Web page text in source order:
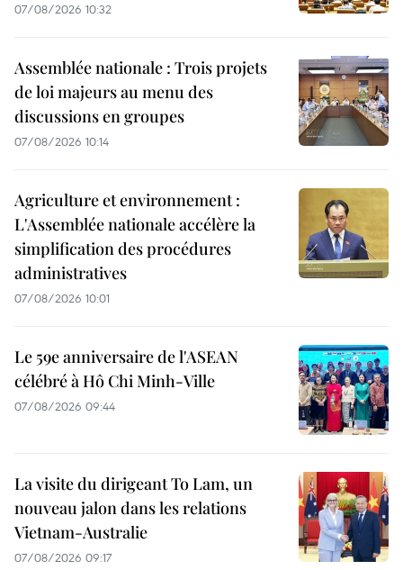
07/08/2026 10:32
Assemblée nationale : Trois projets
de loi majeurs au menu des
discussions en groupes
07/08/2026 10:14
Agriculture et environnement :
L'Assemblée nationale accélère la
simplification des procédures
administratives
07/08/2026 10:01
Le 59e anniversaire de l'ASEAN
célébré à Hô Chi Minh-Ville
07/08/2026 09:44
La visite du dirigeant To Lam, un
nouveau jalon dans les relations
Vietnam-Australie
07/08/2026 09:17